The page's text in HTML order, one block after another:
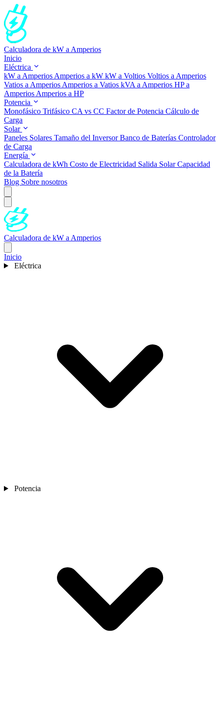
Calculadora de kW a Amperios
Inicio
Eléctrica
kW a Amperios Amperios a kW kW a Voltios Voltios a Amperios
Vatios a Amperios Amperios a Vatios kVA a Amperios HP a
Amperios Amperios a HP
Potencia
Monofásico Trifásico CA vs CC Factor de Potencia Cálculo de
Carga
Solar
Paneles Solares Tamaño del InversorBanco de Baterías Controlador
de Carga
Energía
Calculadora de kWh Costo de Electricidad Salida SolarCapacidad
de la Batería
Blog Sobre nosotros
Calculadora de kW a Amperios
Inicio
Eléctrica
Potencia